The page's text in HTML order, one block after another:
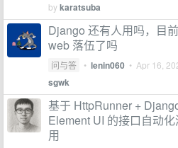
bykaratsuba
Django 还有人用吗，目
web 落伍了吗
问与答 • lenin060 • Apr 16,
sgwk
基于 HttpRunner +
Element UI 的接口自动
用